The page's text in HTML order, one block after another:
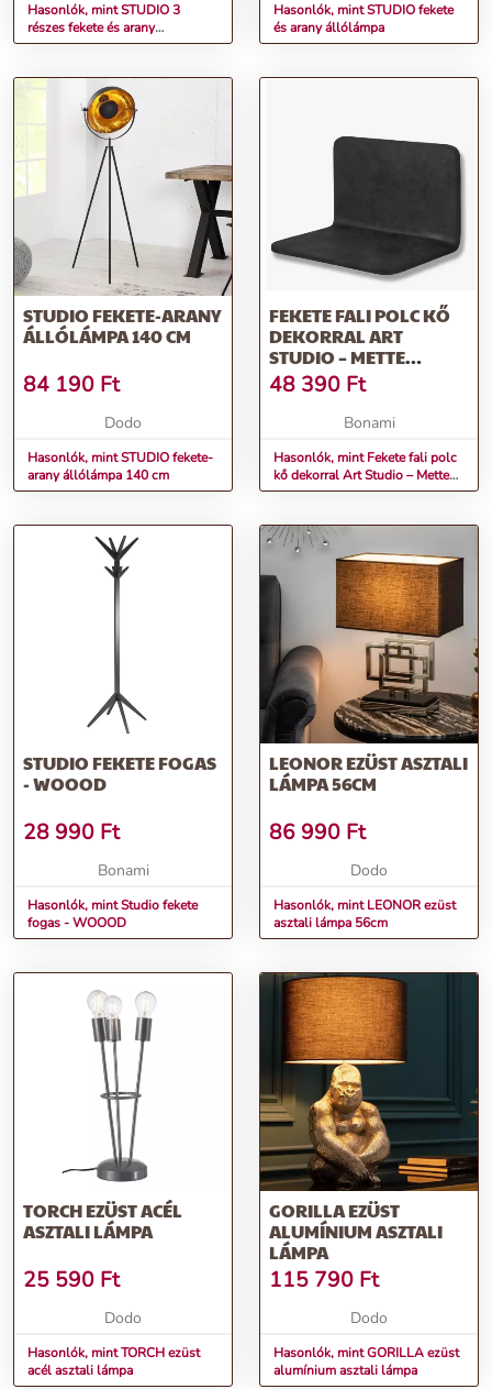
Hasonlók, mint STUDIO 3
részes fekete és arany
függőlámpa
Hasonlók, mint STUDIO fekete
és arany állólámpa
STUDIO FEKETE-ARANY
ÁLLÓLÁMPA 140 CM
84 190 Ft
Dodo
Hasonlók, mint STUDIO fekete-
arany állólámpa 140 cm
FEKETE FALI POLC KŐ
DEKORRAL ART
STUDIO – METTE
DITMER DENMARK
48 390 Ft
Bonami
Hasonlók, mint Fekete fali polc
kő dekorral Art Studio – Mette
Ditmer Denmark
STUDIO FEKETE FOGAS
- WOOOD
28 990 Ft
Bonami
Hasonlók, mint Studio fekete
fogas - WOOOD
LEONOR EZÜST ASZTALI
LÁMPA 56CM
86 990 Ft
Dodo
Hasonlók, mint LEONOR ezüst
asztali lámpa 56cm
TORCH EZÜST ACÉL
ASZTALI LÁMPA
25 590 Ft
Dodo
Hasonlók, mint TORCH ezüst
acél asztali lámpa
GORILLA EZÜST
ALUMÍNIUM ASZTALI
LÁMPA
115 790 Ft
Dodo
Hasonlók, mint GORILLA ezüst
alumínium asztali lámpa